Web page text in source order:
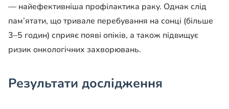
— найефективніша профілактика раку. Однак слід
пам’ятати, що тривале перебування на сонці (більше
3–5 годин) сприяє появі опіків, а також підвищує
ризик онкологічних захворювань.
Результати дослідження